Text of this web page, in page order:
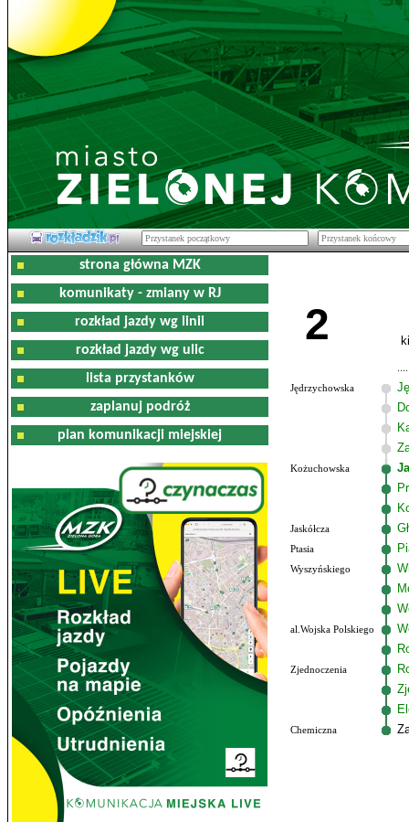
strona główna MZK
komunikaty - zmiany w RJ
rozkład jazdy wg linii
rozkład jazdy wg ulic
lista przystanków
zaplanuj podróż
plan komunikacji miejskiej
2
Jędrzychowska
Kożuchowska
Jaskółcza
Ptasia
Wyszyńskiego
al.Wojska Polskiego
Zjednoczenia
Chemiczna